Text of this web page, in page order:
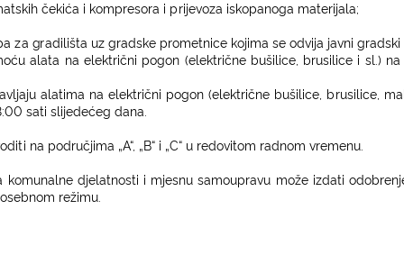
tskih čekića i kompresora i prijevoza iskopanoga materijala;
za gradilišta uz gradske prometnice kojima se odvija javnigradski
alata na električni pogon (električne bušilice, brusilice i sl.)
jaju alatima na električni pogon (električne bušilice, brusilice, ma
sati slijedećeg dana.
na područjima „A“, „B“ i „C“ u redovitom radnom vremenu.
komunalne djelatnosti i mjesnu samoupravu može izdati odobrenj
režimu.